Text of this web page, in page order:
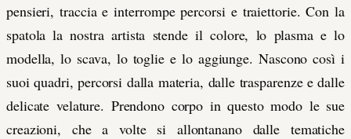
pensieri, traccia e interrompe percorsi e traiettorie. Con la
spatola la nostra artista stende il colore, lo plasma e lo
modella, lo scava, lo toglie e lo aggiunge. Nascono così i
suoi quadri, percorsi dalla materia, dalle trasparenze e dalle
delicate velature. Prendono corpo in questo modo le sue
creazioni, che a volte si allontanano dalle tematiche